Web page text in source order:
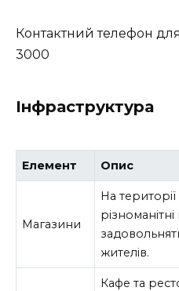
Контактний телефон
3000
Інфраструктура
Елемент Опис
Магазини
На
жителів.
Кафе та